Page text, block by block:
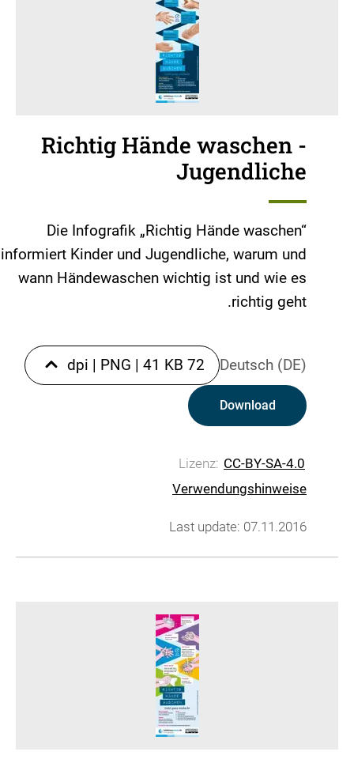
Richtig Hände waschen -
Jugendliche
Die Infografik „Richtig Hände waschen“
informiert Kinder und Jugendliche, warum und
wann Händewaschen wichtig ist und wie es
richtig geht.
Deutsch (DE)
72 dpi
| PNG | 41 KB
Download
Lizenz: CC-BY-SA-4.0
Verwendungshinweise
Last update: 07.11.2016